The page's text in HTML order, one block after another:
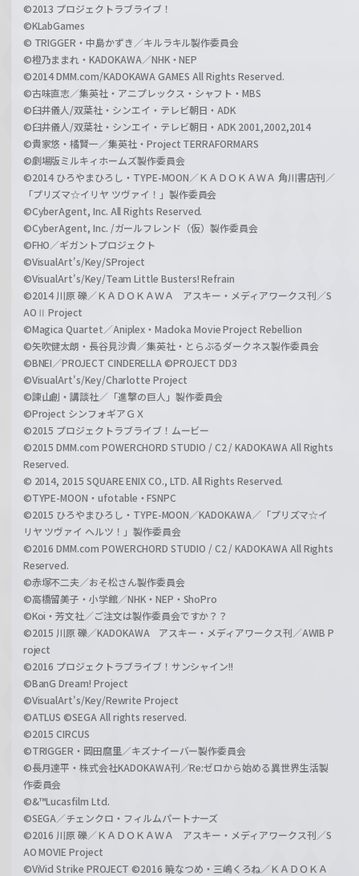
©2013 プロジェクトラブライブ！
©KLabGames
© TRIGGER・中島かずき／キルラキル製作委員会
©橙乃ままれ・KADOKAWA／NHK・NEP
©2014 DMM.com/KADOKAWA GAMES All Rights Reserved.
©古味直志／集英社・アニプレックス・シャフト・MBS
©臼井儀人/双葉社・シンエイ・テレビ朝日・ADK
©臼井儀人/双葉社・シンエイ・テレビ朝日・ADK 2001,2002,2014
©貴家悠・橘賢一／集英社・Project TERRAFORMARS
©劇場版ミルキィホームズ製作委員会
©2014 ひろやまひろし・TYPE-MOON／ＫＡＤＯＫＡＷＡ 角川書店刊／
「プリズマ☆イリヤ ツヴァイ！」製作委員会
©CyberAgent, Inc. All Rights Reserved.
©CyberAgent, Inc. /ガールフレンド（仮）製作委員会
©FHO／ギガントプロジェクト
©VisualArt's/Key/SProject
©VisualArt's/Key/Team Little Busters! Refrain
©2014 川原 礫／ＫＡＤＯＫＡＷＡ アスキー・メディアワークス刊／S
AOⅡ Project
©Magica Quartet／Aniplex・Madoka Movie Project Rebellion
©矢吹健太朗・長谷見沙貴／集英社・とらぶるダークネス製作委員会
©BNEI／PROJECT CINDERELLA ©PROJECT DD3
©VisualArt's/Key/Charlotte Project
©諫山創・講談社／「進撃の巨人」製作委員会
©Project シンフォギアＧＸ
©2015 プロジェクトラブライブ！ムービー
©2015 DMM.com POWERCHORD STUDIO / C2 / KADOKAWA All Rights
Reserved.
© 2014, 2015 SQUARE ENIX CO., LTD. All Rights Reserved.
©TYPE-MOON・ufotable・FSNPC
©2015 ひろやまひろし・TYPE-MOON／KADOKAWA／「プリズマ☆イ
リヤ ツヴァイ ヘルツ！」製作委員会
©2016 DMM.com POWERCHORD STUDIO / C2 / KADOKAWA All Rights
Reserved.
©赤塚不二夫／おそ松さん製作委員会
©高橋留美子・小学館／NHK・NEP・ShoPro
©Koi・芳文社／ご注文は製作委員会ですか？？
©2015 川原 礫／KADOKAWA アスキー・メディアワークス刊／AWIB P
roject
©2016 プロジェクトラブライブ！サンシャイン!!
©BanG Dream! Project
©VisualArt's/Key/Rewrite Project
©ATLUS ©SEGA All rights reserved.
©2015 CIRCUS
©TRIGGER・岡田麿里／キズナイーバー製作委員会
©長月達平・株式会社KADOKAWA刊／Re:ゼロから始める異世界生活製
作委員会
©&™Lucasfilm Ltd.
©SEGA／チェンクロ・フィルムパートナーズ
©2016 川原 礫／ＫＡＤＯＫＡＷＡ アスキー・メディアワークス刊／S
AO MOVIE Project
©ViVid Strike PROJECT ©2016 暁なつめ・三嶋くろね／ＫＡＤＯＫＡ